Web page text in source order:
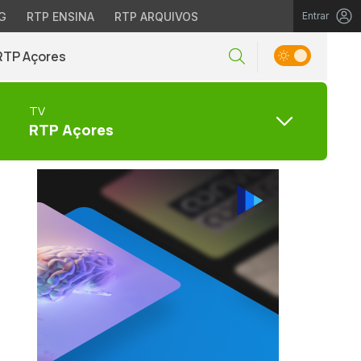
RTP ENSINA RTP ARQUIVOS Entrar
Açores
TV
RTP Açores